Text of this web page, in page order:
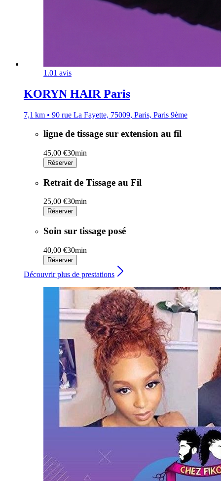
1.01 avis
KORYN HAIR Paris
7,1 km • 90 rue La Fayette, 75009, Paris, Paris 9ème
ligne de tissage sur extension au fil
45,00 €30min
Réserver
Retrait de Tissage au Fil
25,00 €30min
Réserver
Soin sur tissage posé
40,00 €30min
Réserver
Découvrir plus de prestations